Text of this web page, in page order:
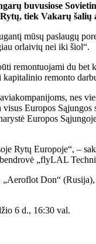
buvusiose
tiek Vakarų
mūsų
orlaivių nei iki šiol“.
remontuojami du
remonto
nes
Europos
Europos
Rytų Europoje“, –
„flyLAL
Don“
6 d., 16:30 val.